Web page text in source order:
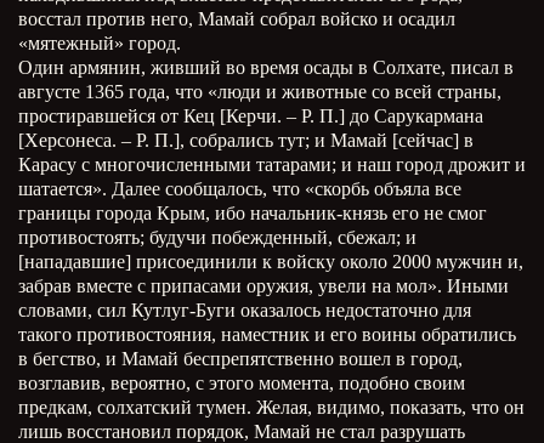
восстал против него, Мамай собрал войско и осадил
«мятежный» город.
Один армянин, живший во время осады в Солхате, писал в
августе 1365 года, что «люди и животные со всей страны,
простиравшейся от Кец [Керчи. – Р. П.] до Сарукармана
[Херсонеса. – Р. П.], собрались тут; и Мамай [сейчас] в
Карасу с многочисленными татарами; и наш город дрожит и
шатается». Далее сообщалось, что «скорбь объяла все
границы города Крым, ибо начальник-князь его не смог
противостоять; будучи побежденный, сбежал; и
[нападавшие] присоединили к войску около 2000 мужчин и,
забрав вместе с припасами оружия, увели на мол». Иными
словами, сил Кутлуг-Буги оказалось недостаточно для
такого противостояния, наместник и его воины обратились
в бегство, и Мамай беспрепятственно вошел в город,
возглавив, вероятно, с этого момента, подобно своим
предкам, солхатский тумен. Желая, видимо, показать, что он
лишь восстановил порядок, Мамай не стал разрушать